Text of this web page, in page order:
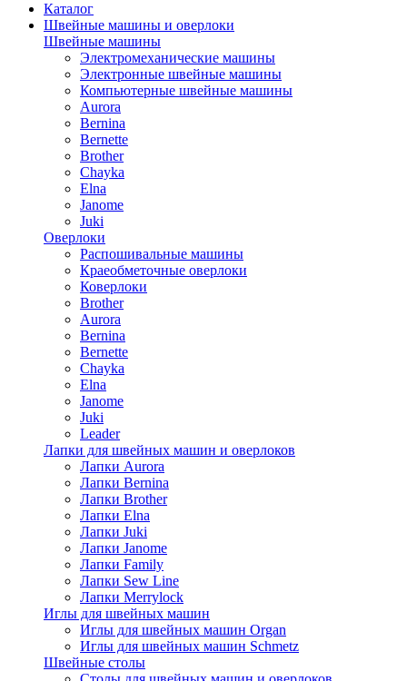
Каталог
Швейные машины и оверлоки
Швейные машины
Электромеханические машины
Электронные швейные машины
Компьютерные швейные машины
Aurora
Bernina
Bernette
Brother
Chayka
Elna
Janome
Juki
Оверлоки
Распошивальные машины
Краеобметочные оверлоки
Коверлоки
Brother
Aurora
Bernina
Bernette
Chayka
Elna
Janome
Juki
Leader
Лапки для швейных машин и оверлоков
Лапки Aurora
Лапки Bernina
Лапки Brother
Лапки Elna
Лапки Juki
Лапки Janome
Лапки Family
Лапки Sew Line
Лапки Merrylock
Иглы для швейных машин
Иглы для швейных машин Organ
Иглы для швейных машин Schmetz
Швейные столы